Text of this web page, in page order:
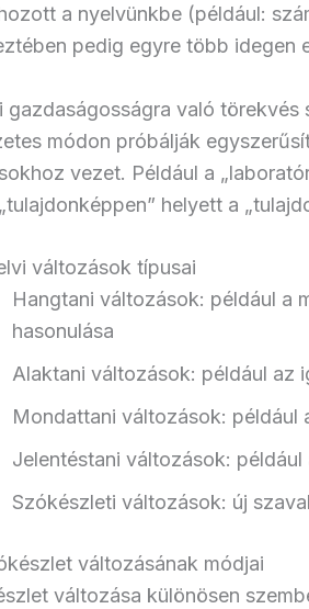
a nyelvünkbe (például:
pedig egyre több idegen
gazdaságosságra való
módon próbálják
vezet. Például a
helyett a
változások típusai
Hangtani változások: például a
hasonulása
Alaktani változások: például az
Mondattani változások: például
Jelentéstani változások:
Szókészleti változások: új
változásának módjai
változása különösen